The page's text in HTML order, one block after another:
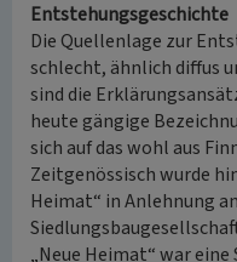
Entstehungsgeschichte
Die Quellenlage zur
schlecht, ähnlich diffus
sind die
heute gängige
sich auf das wohl aus
Zeitgenössisch wurde
Heimat“ in Anlehnung
„Neue Heimat“ war